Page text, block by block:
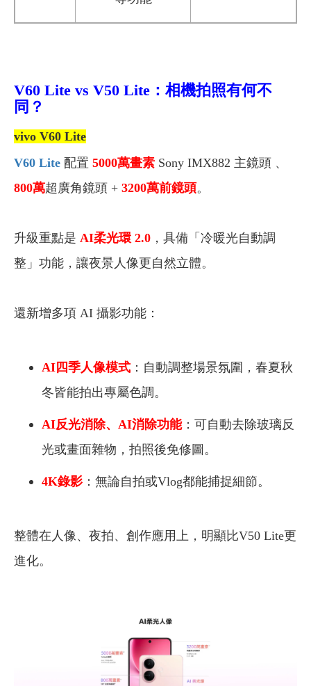
V60 Lite vs V50 Lite：相機拍照有何不
同？
vivo V60 Lite
V60 Lite 配置 5000萬畫素 Sony IMX882 主鏡頭 、
800萬超廣角鏡頭 + 3200萬前鏡頭。
升級重點是 AI柔光環 2.0 ，具備「冷暖光自動調
整」功能，讓夜景人像更自然立體。
還新增多項 AI 攝影功能：
AI四季人像模式 ：自動調整場景氛圍，春夏秋
冬皆能拍出專屬色調。
AI反光消除、AI消除功能：可自動去除玻璃反
光或畫面雜物，拍照後免修圖。
4K錄影 ：無論自拍或Vlog都能捕捉細節。
整體在人像、夜拍、創作應用上，明顯比V50 Lite更
進化。